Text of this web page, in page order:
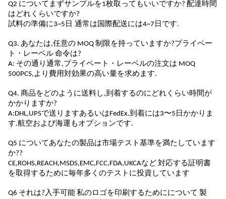
Q2 について まずサンプルを1枚取ってもいいですか? 配達時間
はどれくらいですか?
試料の準備に3~5日 通常は国際配送には4~7日です.
Q3. あなたは,任意の MOQ 制限を持っていますか?プライベー
ト・レーベル 命令は?
A: その通り 通常,プライベート・レーベルの注文は MOQ
500PCS,より費用対効果の高い量を求めます.
Q4. 商品をどのように送料し,到着するのにどれくらい時間が
かかりますか?
A:DHL,UPSで送りますあるいはFedEx.到着には3〜5日かかりま
す.航空および海運もオプションです.
Q5 について あなたの製品は市場テスト基準を満たしています
か??
CE,ROHS,REACH,MSDS,EMC,FCC,FDA,UKCAなど 対応する証明書
を取得するために毎年多くのテストに投資しています
Q6 それは?入手可能 私のロゴを印刷するためにについて 製